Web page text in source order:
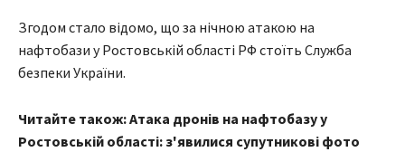
Згодом стало відомо, що за нічною атакою на
нафтобази у Ростовській області РФ стоїть Служба
безпеки України.
Читайте також: Атака дронів на нафтобазу у
Ростовській області: з'явилися супутникові фото